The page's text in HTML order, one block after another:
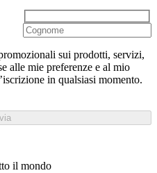
sui prodotti, servizi,
alle mie preferenze e al mio
in qualsiasi momento.
il mondo